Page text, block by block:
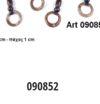
090852